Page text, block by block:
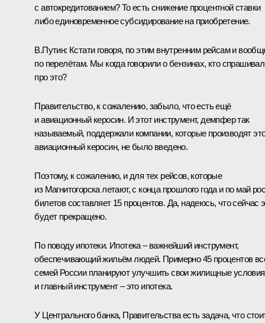
с автокредитованием? То есть снижение процентной ставки
либо единовременное субсидирование на приобретение.
В.Путин: Кстати говоря, по этим внутренним рейсам и
по перелётам. Мы когда говорили о бензинах, кто спрашивал
про это?
Правительство, к сожалению, забыло, что есть ещё
и авиационный керосин. И этот инструмент, демпфер так
называемый, поддержали компании, которые производят
авиационный керосин, не было введено.
Поэтому, к сожалению, и для тех рейсов, которые
из Магнитогорска летают, с конца прошлого года и по май
билетов составляет 15 процентов. Да, надеюсь, что сейчас
будет прекращено.
По поводу ипотеки. Ипотека – важнейший инструмент,
обеспечивающий жильём людей. Примерно 45 процентов
семей России планируют улучшить свои жилищные
и главный инструмент – это ипотека.
У Центрального банка, Правительства есть задача, что